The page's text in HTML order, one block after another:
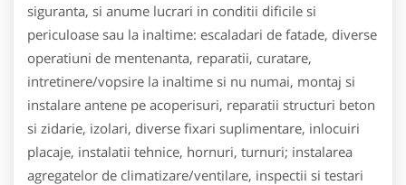
siguranta, si anume lucrari in conditii dificile si
periculoase sau la inaltime: escaladari de fatade, diverse
operatiuni de mentenanta, reparatii, curatare,
intretinere/vopsire la inaltime si nu numai, montaj si
instalare antene pe acoperisuri, reparatii structuri beton
si zidarie, izolari, diverse fixari suplimentare, inlocuiri
placaje, instalatii tehnice, hornuri, turnuri; instalarea
agregatelor de climatizare/ventilare, inspectii si testari